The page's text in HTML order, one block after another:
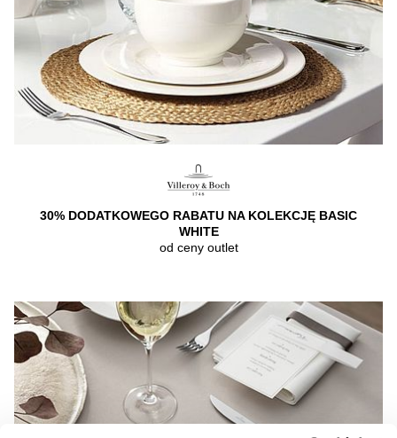
30% DODATKOWEGO RABATU NA KOLEKCJĘ BASIC
WHITE
od ceny outlet